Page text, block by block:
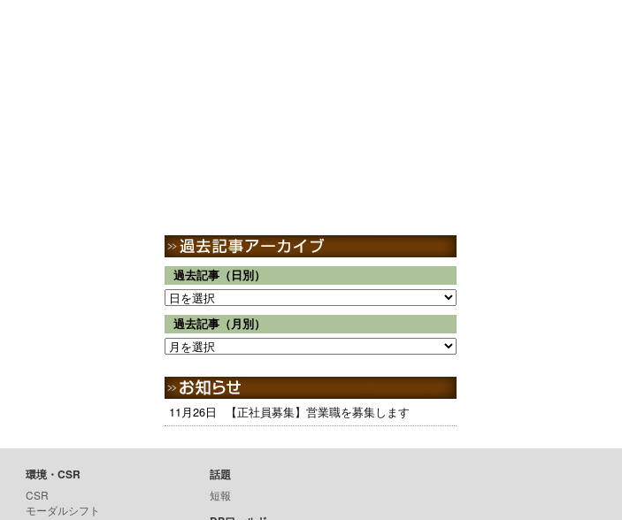
過去記事（日別）
過去記事（月別）
11月26日 【正社員募集】営業職を募集します
環境・CSR
CSR
モーダルシフト
話題
短報